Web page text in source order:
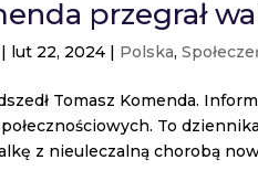
przegrał
| lut 22, 2024 | Polska,
Tomasz Komenda.
To
z nieuleczalną chorobą